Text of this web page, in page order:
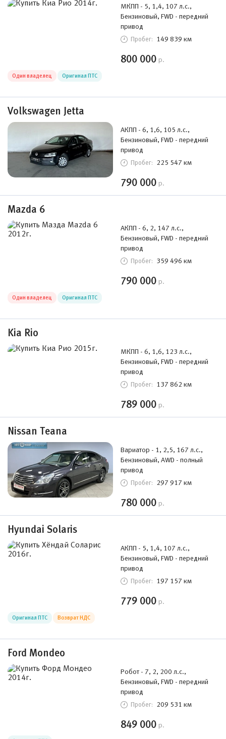
МКПП - 5, 1,4, 107 л.с.,
Бензиновый, FWD - передний
привод
Пробег: 149 839 км
800 000 р.
Один владелец Оригинал ПТС
Volkswagen Jetta
АКПП - 6, 1,6, 105 л.с.,
Бензиновый, FWD - передний
привод
Пробег: 225 547 км
790 000 р.
Mazda 6
АКПП - 6, 2, 147 л.с.,
Бензиновый, FWD - передний
привод
Пробег: 359 496 км
790 000 р.
Один владелец Оригинал ПТС
Kia Rio
МКПП - 6, 1,6, 123 л.с.,
Бензиновый, FWD - передний
привод
Пробег: 137 862 км
789 000 р.
Nissan Teana
Вариатор - 1, 2,5, 167 л.с.,
Бензиновый, AWD - полный
привод
Пробег: 297 917 км
780 000 р.
Hyundai Solaris
АКПП - 5, 1,4, 107 л.с.,
Бензиновый, FWD - передний
привод
Пробег: 197 157 км
779 000 р.
Оригинал ПТС Возврат НДС
Ford Mondeo
Робот - 7, 2, 200 л.с.,
Бензиновый, FWD - передний
привод
Пробег: 209 531 км
849 000 р.